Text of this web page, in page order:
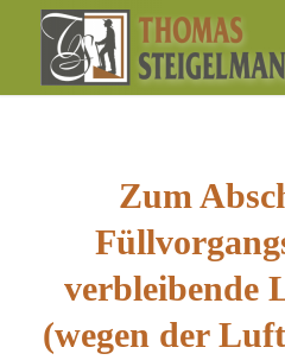
Zum
verbleibende
(wegen der